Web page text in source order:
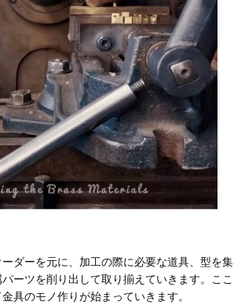
ダーを元に、加工の際に必要な道具、型を集
ーツを削り出して取り揃えていきます。ここ
具のモノ作りが始まっていきます。